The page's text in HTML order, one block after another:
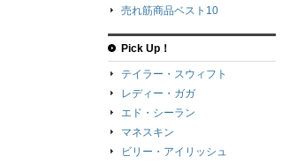
売れ筋商品ベスト10
Pick Up！
テイラー・スウィフト
レディー・ガガ
エド・シーラン
マネスキン
ビリー・アイリッシュ